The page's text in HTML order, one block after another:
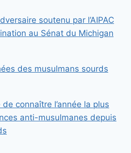
soutenu par l’AIPAC
au Sénat du Michigan
des musulmans sourds
de connaître l’année la plus
anti-musulmanes depuis